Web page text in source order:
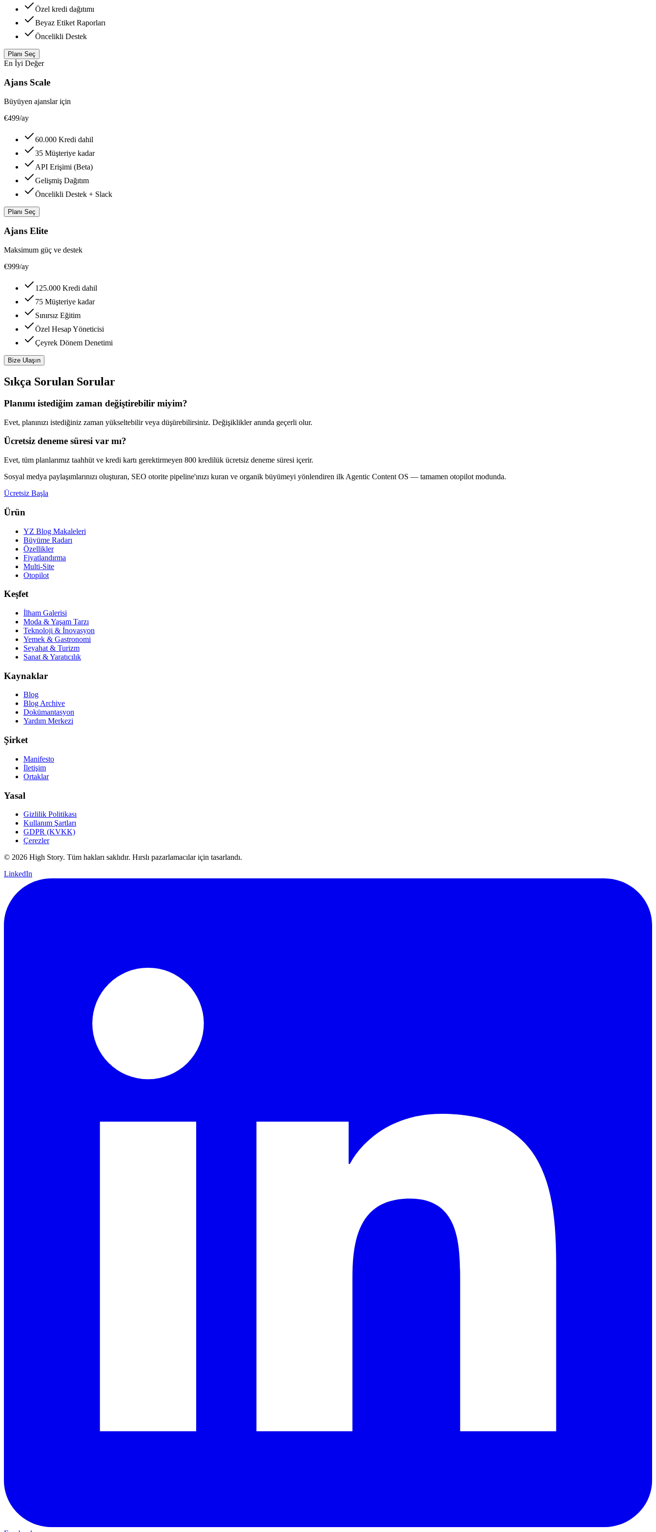
Özel kredi dağıtımı
Beyaz Etiket Raporları
Öncelikli Destek
Planı Seç
En İyi Değer
Ajans Scale
Büyüyen ajanslar için
€499/ay
60.000 Kredi dahil
35 Müşteriye kadar
API Erişimi (Beta)
Gelişmiş Dağıtım
Öncelikli Destek + Slack
Planı Seç
Ajans Elite
Maksimum güç ve destek
€999/ay
125.000 Kredi dahil
75 Müşteriye kadar
Sınırsız Eğitim
Özel Hesap Yöneticisi
Çeyrek Dönem Denetimi
Bize Ulaşın
Sıkça Sorulan Sorular
Planımı istediğim zaman değiştirebilir miyim?
Evet, planınızı istediğiniz zaman yükseltebilir veya düşürebilirsiniz. Değişiklikler anında geçerli olur.
Ücretsiz deneme süresi var mı?
Evet, tüm planlarımız taahhüt ve kredi kartı gerektirmeyen 800 kredilük ücretsiz deneme süresi içerir.
Sosyal medya paylaşımlarınızı oluşturan, SEO otorite pipeline'ınızı kuran ve organik büyümeyi yönlendiren ilk Agentic Content OS — tamamen otopilot modunda.
Ücretsiz Başla
Ürün
YZ Blog Makaleleri
Büyüme Radarı
Özellikler
Fiyatlandırma
Multi-Site
Otopilot
Keşfet
İlham Galerisi
Moda & Yaşam Tarzı
Teknoloji & İnovasyon
Yemek & Gastronomi
Seyahat & Turizm
Sanat & Yaratıcılık
Kaynaklar
Blog
Blog Archive
Dokümantasyon
Yardım Merkezi
Şirket
Manifesto
İletişim
Ortaklar
Yasal
Gizlilik Politikası
Kullanım Şartları
GDPR (KVKK)
Çerezler
© 2026 High Story. Tüm hakları saklıdır. Hırslı pazarlamacılar için tasarlandı.
LinkedIn